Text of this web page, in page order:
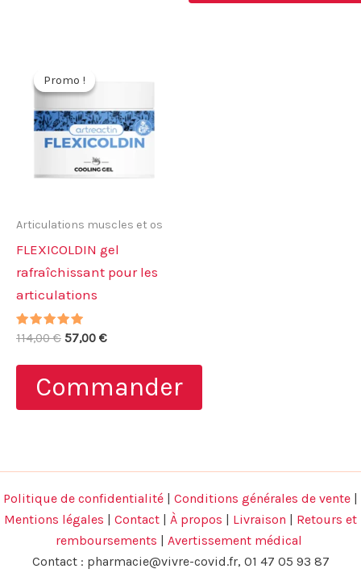
Promo !
Promo !
Articulations muscles et os
FLEXICOLDIN gel
rafraîchissant pour les
articulations
Note
5.00
114,00€ Le
initial
était :
114,00 €.
57,00 €Le
actuel
est :
57,00 €.
Commander
Politique de confidentialité | Conditions générales de vente |
Mentions légales | Contact | À propos | Livraison | Retours et
remboursements | Avertissement médical
Contact : pharmacie@vivre-covid.fr, 01 47 05 93 87